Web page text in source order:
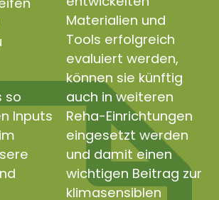
so
Inputs
Materialien und
Tools erfolgreich
evaluiert werden,
können sie künftig
auch in weiteren
Reha-Einrichtungen
eingesetzt werden
und damit einen
wichtigen Beitrag zur
klimasensiblen